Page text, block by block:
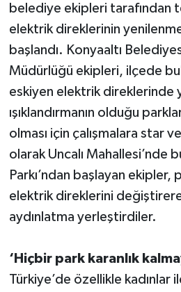
belediye ekipleri tarafından
elektrik direklerinin
başlandı. Konyaaltı
Müdürlüğü ekipleri, ilçede
eskiyen elektrik direklerinde
ışıklandırmanın olduğu
olması için çalışmalara star
olarak Uncalı Mahallesi’nde
Parkı’ndan başlayan
elektrik direklerini
aydınlatma yerleştirdiler.
‘Hiçbir park karanlık
Türkiye’de özellikle kadınlar
Teknoloji
Televizyon
Turizm
Yaşam